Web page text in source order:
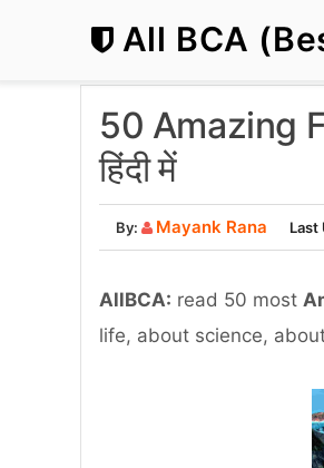
All BCA
50 Amazing
हिंदी में
By: Mayank Rana Last
AllBCA: read 50 most
life, about science,